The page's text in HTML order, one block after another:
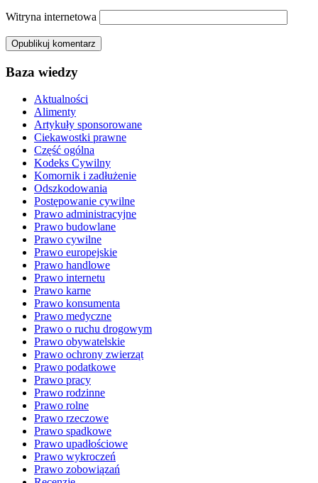
Witryna internetowa
Baza wiedzy
Aktualności
Alimenty
Artykuły sponsorowane
Ciekawostki prawne
Część ogólna
Kodeks Cywilny
Komornik i zadłużenie
Odszkodowania
Postępowanie cywilne
Prawo administracyjne
Prawo budowlane
Prawo cywilne
Prawo europejskie
Prawo handlowe
Prawo internetu
Prawo karne
Prawo konsumenta
Prawo medyczne
Prawo o ruchu drogowym
Prawo obywatelskie
Prawo ochrony zwierząt
Prawo podatkowe
Prawo pracy
Prawo rodzinne
Prawo rolne
Prawo rzeczowe
Prawo spadkowe
Prawo upadłościowe
Prawo wykroczeń
Prawo zobowiązań